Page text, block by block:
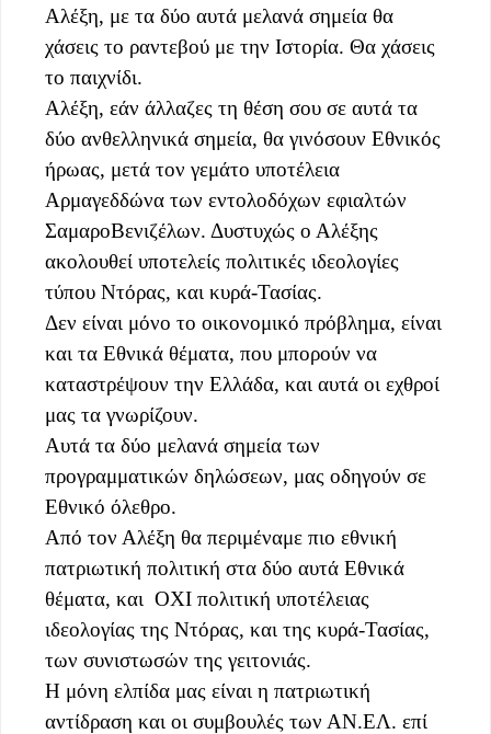
Αλέξη, με τα δύο αυτά μελανά σημεία θα
χάσεις το ραντεβού με την Ιστορία. Θα χάσεις
το παιχνίδι.
Αλέξη, εάν άλλαζες τη θέση σου σε αυτά τα
δύο ανθελληνικά σημεία, θα γινόσουν Εθνικός
ήρωας, μετά τον γεμάτο υποτέλεια
Αρμαγεδδώνα των εντολοδόχων εφιαλτών
ΣαμαροΒενιζέλων. Δυστυχώς ο Αλέξης
ακολουθεί υποτελείς πολιτικές ιδεολογίες
τύπου Ντόρας, και κυρά-Τασίας.
Δεν είναι μόνο το οικονομικό πρόβλημα, είναι
και τα Εθνικά θέματα, που μπορούν να
καταστρέψουν την Ελλάδα, και αυτά οι εχθροί
μας τα γνωρίζουν.
Αυτά τα δύο μελανά σημεία των
προγραμματικών δηλώσεων, μας οδηγούν σε
Εθνικό όλεθρο.
Από τον Αλέξη θα περιμέναμε πιο εθνική
πατριωτική πολιτική στα δύο αυτά Εθνικά
θέματα, και ΟΧΙ πολιτική υποτέλειας
ιδεολογίας της Ντόρας, και της κυρά-Τασίας,
των συνιστωσών της γειτονιάς.
Η μόνη ελπίδα μας είναι η πατριωτική
αντίδραση και οι συμβουλές των ΑΝ.ΕΛ. επί